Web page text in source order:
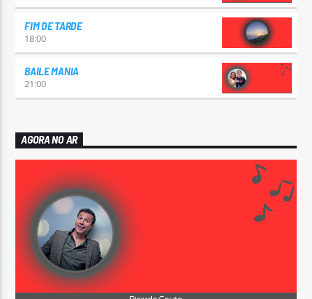
FIM DE TARDE
18:00
BAILE MANIA
21:00
AGORA NO AR